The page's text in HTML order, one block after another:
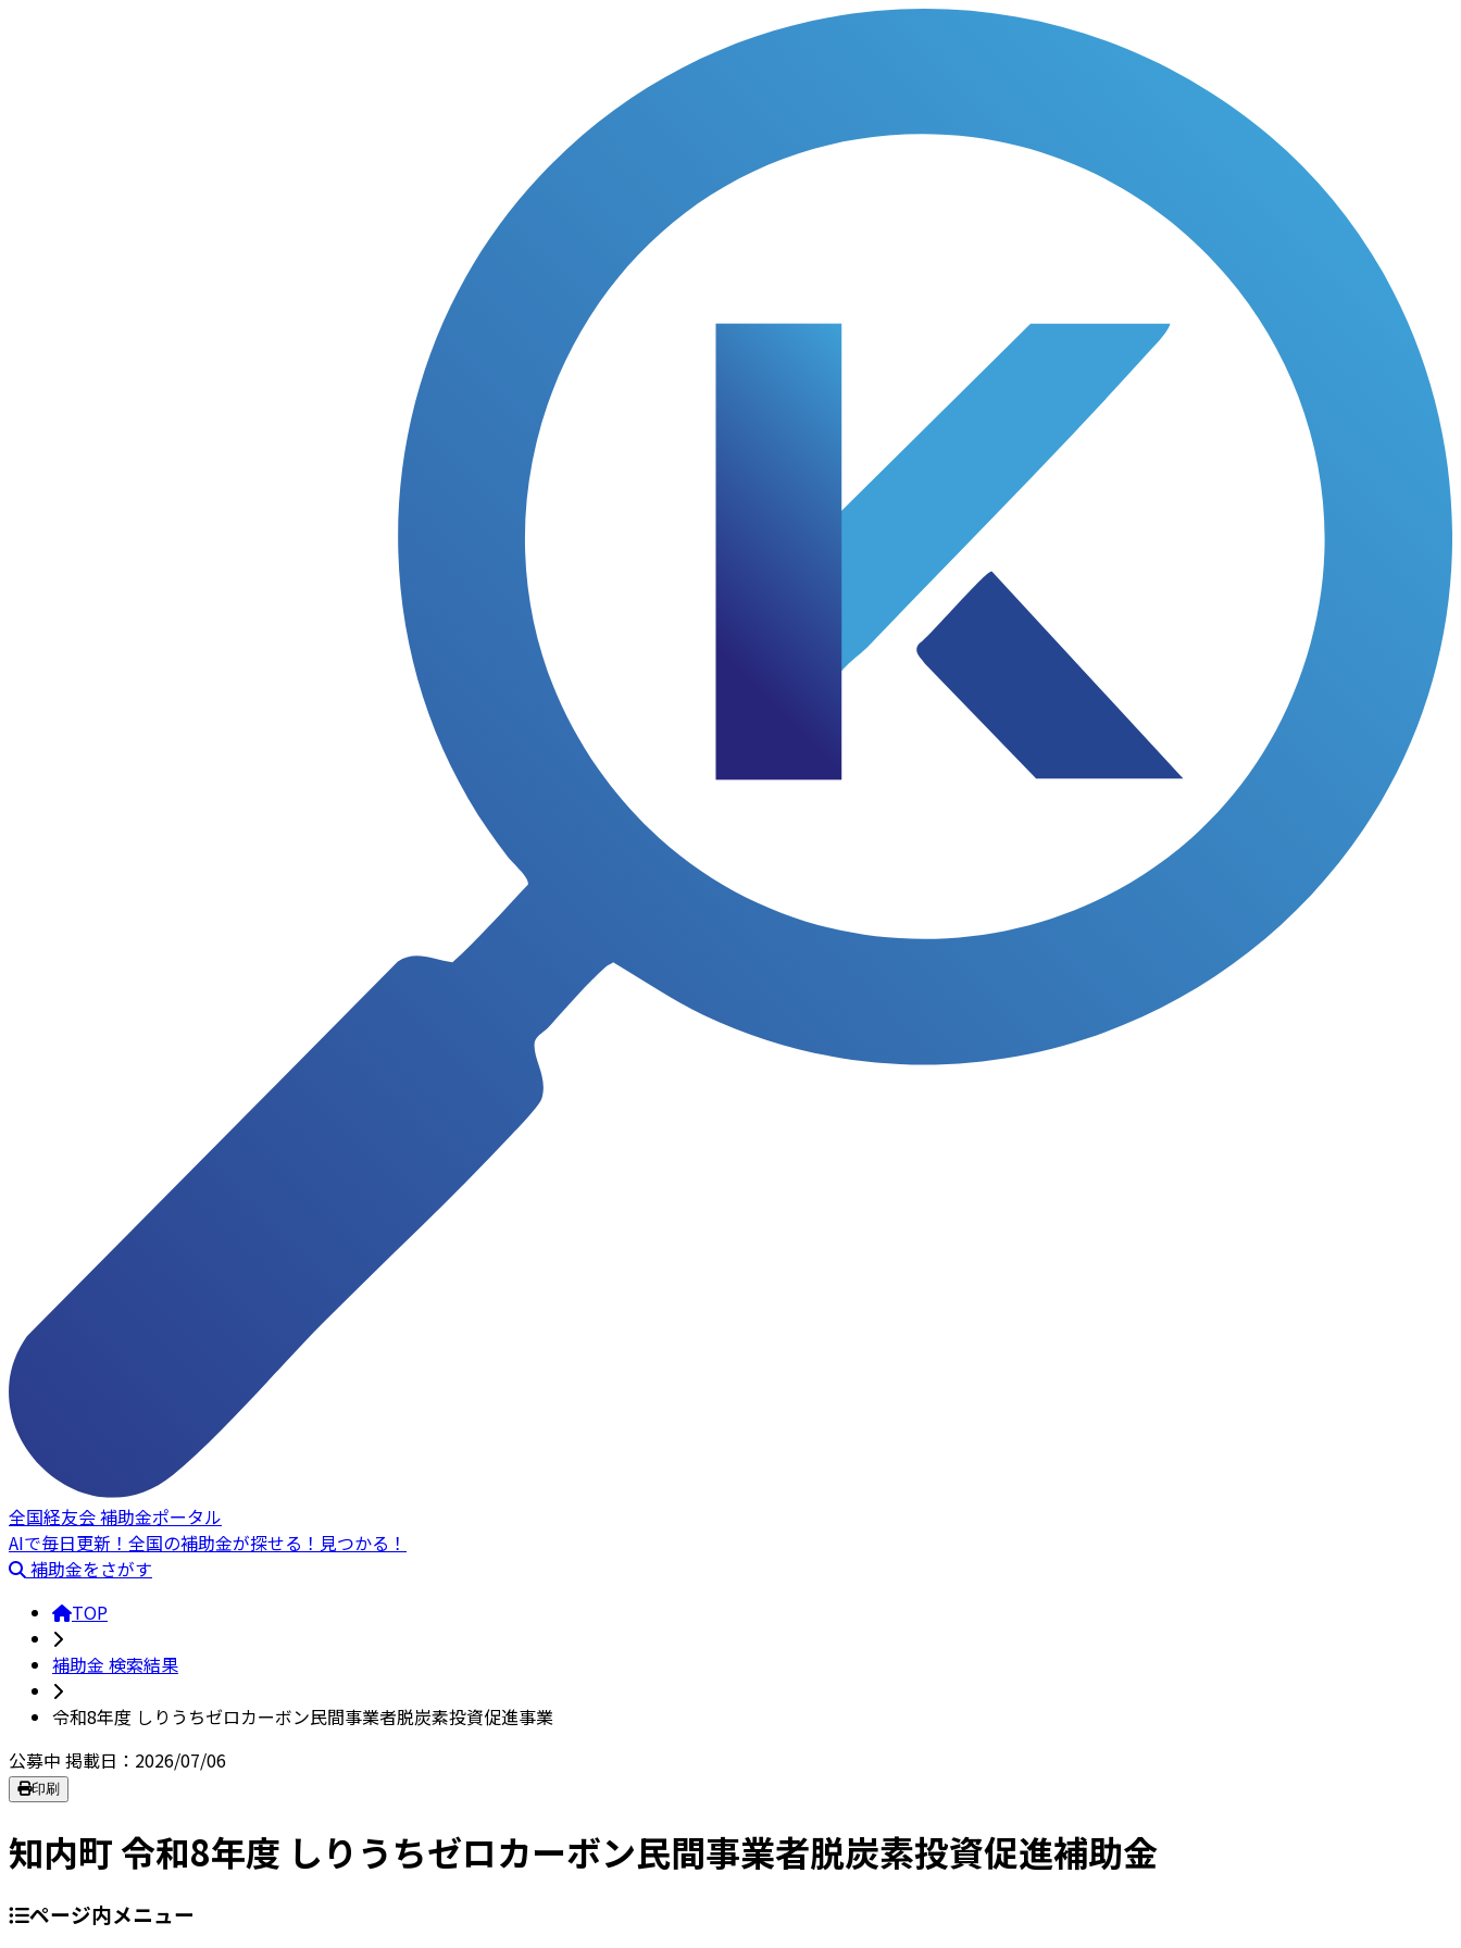
全国経友会 補助金ポータル
AIで毎日更新！全国の補助金が探せる！見つかる！
補助金をさがす
TOP
補助金 検索結果
令和8年度 しりうちゼロカーボン民間事業者脱炭素投資促進事業
公募中 掲載日：2026/07/06
印刷
知内町 令和8年度 しりうちゼロカーボン民間事業者脱炭素投資促進補助金
ページ内メニュー